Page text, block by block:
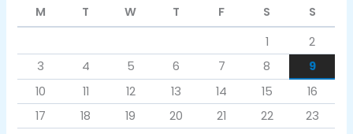
M
T W T F S
S
1
2
3
4 5 6 7 8
9
10
11 12 13 14 15
16
17
18 19 20 21 22
23